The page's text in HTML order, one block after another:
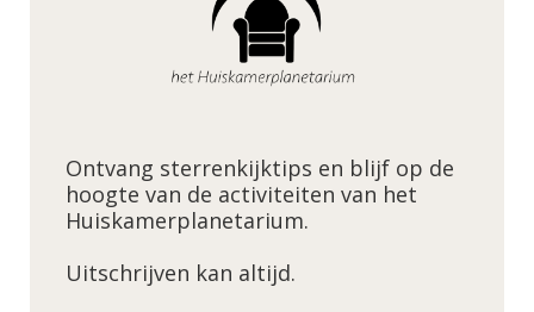
Ontvang sterrenkijktips en blijf op de
hoogte van de activiteiten van het
Huiskamerplanetarium.
Uitschrijven kan altijd.